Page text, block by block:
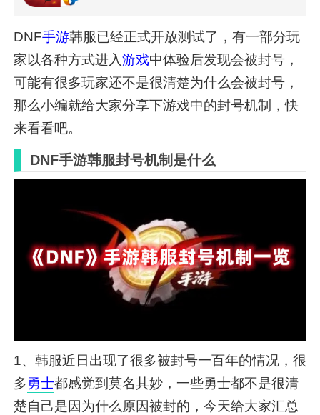
DNF手游韩服已经正式开放测试了，有一部分玩
家以各种方式进入游戏中体验后发现会被封号，
可能有很多玩家还不是很清楚为什么会被封号，
那么小编就给大家分享下游戏中的封号机制，快
来看看吧。
DNF手游韩服封号机制是什么
1、韩服近日出现了很多被封号一百年的情况，很
多勇士都感觉到莫名其妙，一些勇士都不是很清
楚自己是因为什么原因被封的，今天给大家汇总